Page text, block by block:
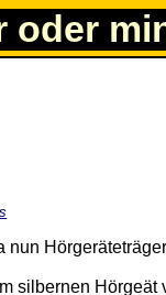
oder
nun